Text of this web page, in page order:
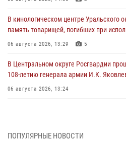
В кинологическом центре Уральского
память товарищей, погибших при
06 августа 2026, 13:29 5
В Центральном округе Росгвардии
108‑летию генерала армии И.К.
06 августа 2026, 13:24
06 августа 2026, 12:35 1
ПОПУЛЯРНЫЕ НОВОСТИ